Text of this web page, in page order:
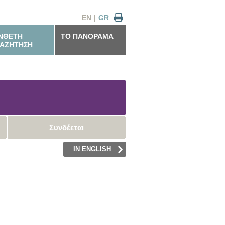
GR
|
EN
ΤΟ ΠΑΝΟΡΑΜΑ
Συνδέεται
IN ENGLISH